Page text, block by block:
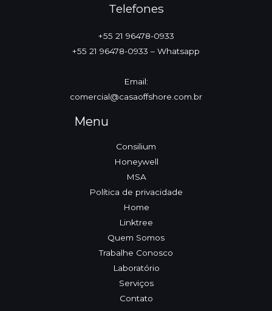
Telefones
+55 21 96478-0933
+55 21 96478-0933 – Whatsapp
Email:
comercial@casaoffshore.com.br
Menu
Consilium
Honeywell
MSA
Política de privacidade
Home
Linktree
Quem Somos
Trabalhe Conosco
Laboratório
Serviços
Contato